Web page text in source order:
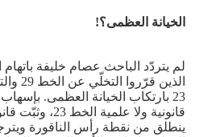
الخيانة العظمى؟!
لم يتردّد الباحث عصام خليفة باتهام
الذين
23 بارتكاب الخيانة العظمى.
ينطلق من نقطة رأس الناقورة